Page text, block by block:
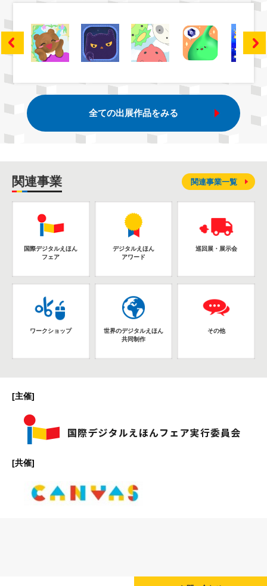
全ての出展作品をみる
関連事業
国際デジタルえほん
フェア
デジタルえほん
アワード
巡回展・展示会
ワークショップ
世界のデジタルえほん
共同制作
その他
関連事業一覧
[主催]
[共催]